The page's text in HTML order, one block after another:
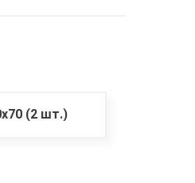
(2 шт.)